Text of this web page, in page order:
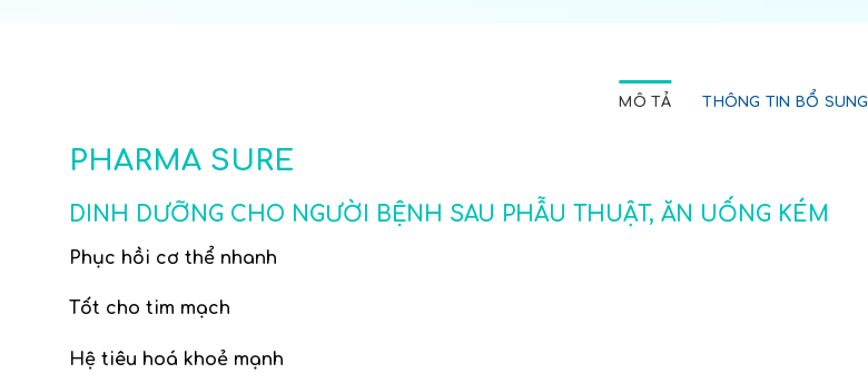
MÔ TẢ THÔNG TIN BỔ SUNG
PHARMA SURE
DINH DƯỠNG CHO NGƯỜI BỆNH SAU PHẪU THUẬT, ĂN UỐNG KÉM
Phục hồi cơ thể nhanh
Tốt cho tim mạch
Hệ tiêu hoá khoẻ mạnh